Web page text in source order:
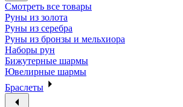
Смотреть все товары
Руны из золота
Руны из серебра
Руны из бронзы и мельхиора
Наборы рун
Бижутерные шармы
Ювелирные шармы
Браслеты